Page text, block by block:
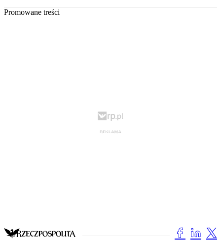
Promowane treści